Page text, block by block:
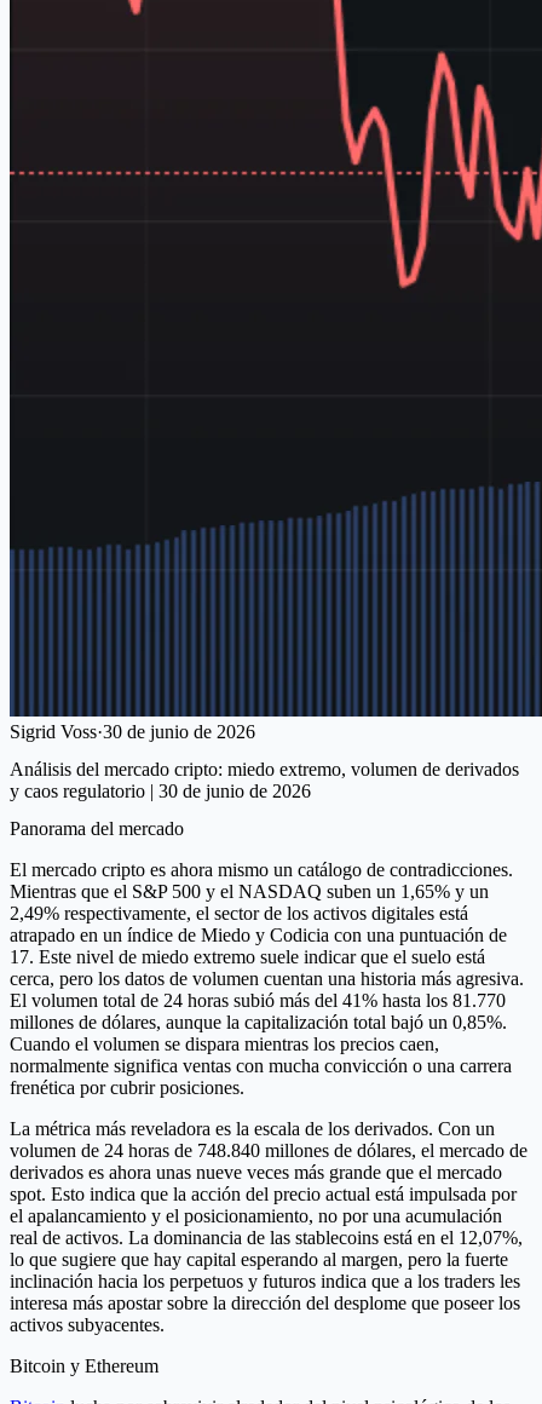
Sigrid Voss·30 de junio de 2026
Análisis del mercado cripto: miedo extremo, volumen de derivados
y caos regulatorio | 30 de junio de 2026
Panorama del mercado
El mercado cripto es ahora mismo un catálogo de contradicciones.
Mientras que el S&P 500 y el NASDAQ suben un 1,65% y un
2,49% respectivamente, el sector de los activos digitales está
atrapado en un índice de Miedo y Codicia con una puntuación de
17. Este nivel de miedo extremo suele indicar que el suelo está
cerca, pero los datos de volumen cuentan una historia más agresiva.
El volumen total de 24 horas subió más del 41% hasta los 81.770
millones de dólares, aunque la capitalización total bajó un 0,85%.
Cuando el volumen se dispara mientras los precios caen,
normalmente significa ventas con mucha convicción o una carrera
frenética por cubrir posiciones.
La métrica más reveladora es la escala de los derivados. Con un
volumen de 24 horas de 748.840 millones de dólares, el mercado de
derivados es ahora unas nueve veces más grande que el mercado
spot. Esto indica que la acción del precio actual está impulsada por
el apalancamiento y el posicionamiento, no por una acumulación
real de activos. La dominancia de las stablecoins está en el 12,07%,
lo que sugiere que hay capital esperando al margen, pero la fuerte
inclinación hacia los perpetuos y futuros indica que a los traders les
interesa más apostar sobre la dirección del desplome que poseer los
activos subyacentes.
Bitcoin y Ethereum